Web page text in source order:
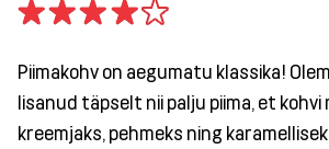
Piimakohvon aegumatu klassika!
lisanud täpselt nii palju piima, et
kreemjaks, pehmeks ning